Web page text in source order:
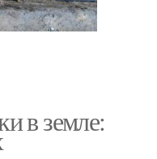
в земле: